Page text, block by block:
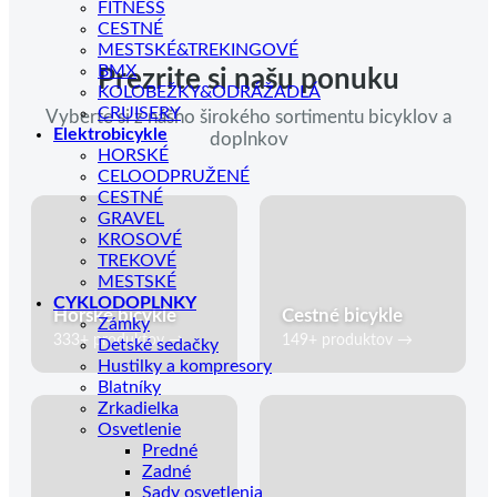
FITNESS
CESTNÉ
MESTSKÉ&TREKINGOVÉ
BMX
KOLOBEŽKY&ODRÁŽADLÁ
CRUISERY
Elektrobicykle
HORSKÉ
CELOODPRUŽENÉ
CESTNÉ
GRAVEL
KROSOVÉ
TREKOVÉ
MESTSKÉ
CYKLODOPLNKY
Zámky
Detské sedačky
Hustilky a kompresory
Blatníky
Zrkadielka
Osvetlenie
Predné
Zadné
Sady osvetlenia
Prezrite si našu ponuku
Vyberte si z nášho širokého sortimentu bicyklov a
doplnkov
Horské bicykle
333+ produktov →
Cestné bicykle
149+ produktov →